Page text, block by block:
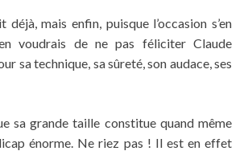
déjà, mais enfin, puisque l’occasion s’en
voudrais de ne pas féliciter Claude
sa technique, sa sûreté, son audace, ses
sa grande taille constitue quand même
énorme. Ne riez pas ! Il est en effet